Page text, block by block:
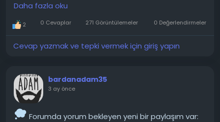
ile birlikte geliyor ve birçok kişi ek bir antivirüs
programına ihtiyaç olmadığını söylüyor. Bağımsız
testlerde de oldukça başarılı sonuçlar aldığı
görülüyor. Öte yandan Norton yıllardır piyasada olan
köklü bir güvenlik yazılımı. Virüs korumasının yanı...
───────────────
Konunun detaylarını forumdan inceleyebilirsiniz:
https://techforum.tr/threads/6895/
Daha fazla oku
2 0 Cevaplar 271 Görüntülemeler 0 Değerlendirmeler
Cevap yazmak ve tepki vermek için giriş yapın
bardanadam35
3 ay önce
Forumda yorum bekleyen yeni bir paylaşım var: